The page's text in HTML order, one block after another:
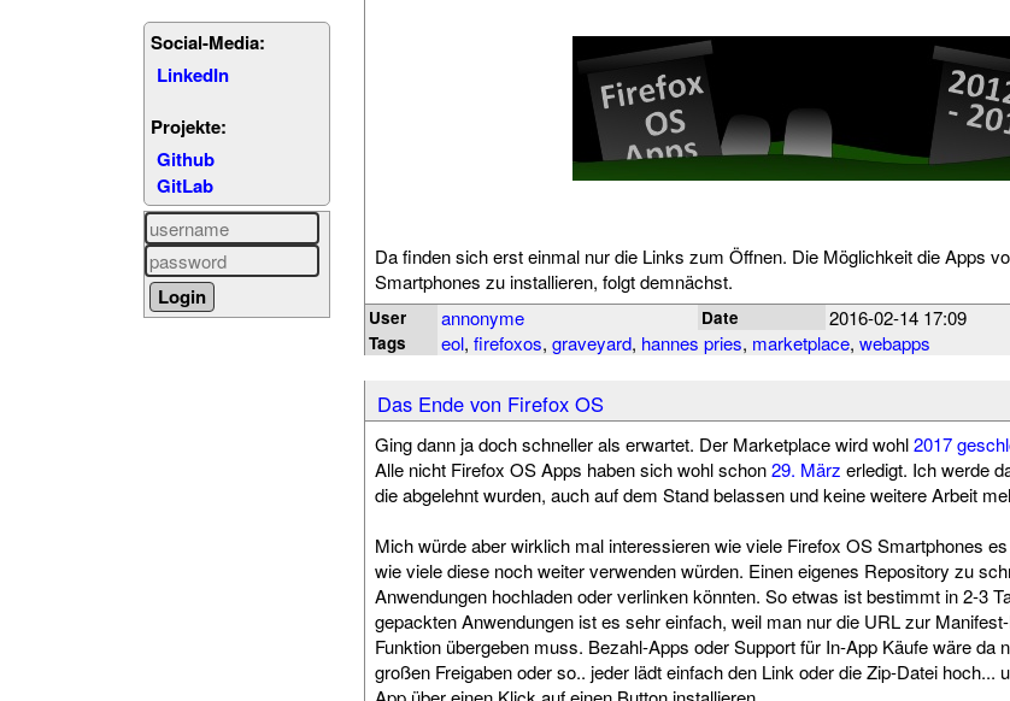
Social-Media:
LinkedIn
Projekte:
Github
GitLab
Da finden sich erst einmal nur die Links zum Öffnen. Die Möglichkeit die Apps
Smartphones zu installieren, folgt demnächst.
User annonyme Date 2016-02-14 17:09
Tags eol, firefoxos, graveyard, hannes pries, marketplace, webapps
Das Ende von Firefox OS
Ging dann ja doch schneller als erwartet. Der Marketplace wird wohl2017
Alle nicht Firefox OS Apps haben sich wohl schon29. März erledigt. Ich werde
die abgelehnt wurden, auch auf dem Stand belassen und keine weitere Arbeit
Mich würde aber wirklich mal interessieren wie viele Firefox OS Smartphones
wie viele diese noch weiter verwenden würden. Einen eigenes Repository zu
Anwendungen hochladen oder verlinken könnten. So etwas ist bestimmt in 2-3
gepackten Anwendungen ist es sehr einfach, weil man nur die URL zur
Funktion übergeben muss. Bezahl-Apps oder Support für In-App Käufe wäre da
großen Freigaben oder so.. jeder lädt einfach den Link oder die Zip-Datei hoch...